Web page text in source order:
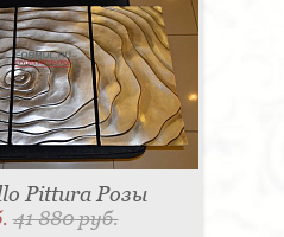
Pittura Розы
41 880 руб.